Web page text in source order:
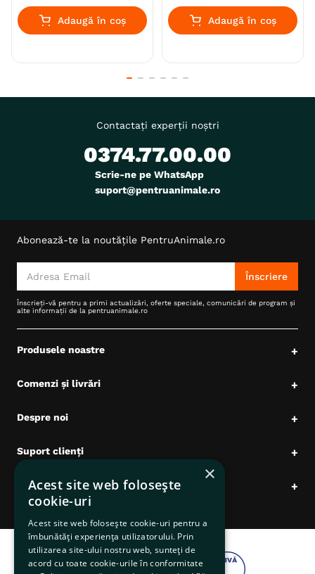
Adaugă în coș Adaugă în coș
Contactați experții noștri
0374.77.00.00
Scrie-ne pe WhatsApp
suport@pentruanimale.ro
Abonează-te la noutățile PentruAnimale.ro
Înscriere
Înscrieți-vă pentru a primi actualizări, oferte speciale, comunicări de program și
alte informații de la pentruanimale.ro
Produsele noastre +
Comenzi și livrări +
Despre noi +
Suport clienți +
Date comerciale +
×
Acest site web folosește
cookie-uri
Acest site web folosește cookie-uri pentru a
îmbunătăți experiența utilizatorului. Prin
utilizarea site-ului nostru web, sunteți de
acord cu toate cookie-urile în conformitate